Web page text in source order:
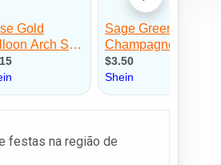
festas na região de